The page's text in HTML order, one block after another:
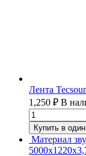
Лента
1,250 ₽ В
Купить в
Материал